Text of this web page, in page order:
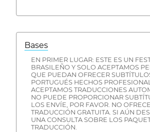
Bases
EN PRIMER LUGAR: ESTE ES UN
BRASILEÑO Y SOLO ACEPTAMOS
QUE PUEDAN OFRECER
PORTUGUÉS HECHOS
ACEPTAMOS TRADUCCIONES
NO PUEDE PROPORCIONAR
LOS ENVÍE, POR FAVOR. NO
TRADUCCIÓN GRATUITA. SI AÚN
UNA CONSULTA SOBRE LOS
TRADUCCIÓN.